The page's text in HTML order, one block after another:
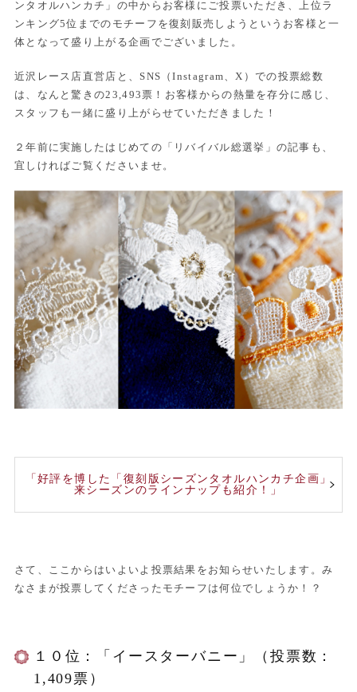
ンタオルハンカチ」の中からお客様にご投票いただき、上位ラ
ンキング5位までのモチーフを復刻販売しようというお客様と一
体となって盛り上がる企画でございました。
近沢レース店直営店と、SNS（Instagram、X）での投票総数
は、なんと驚きの23,493票！お客様からの熱量を存分に感じ、
スタッフも一緒に盛り上がらせていただきました！
２年前に実施したはじめての「リバイバル総選挙」の記事も、
宜しければご覧くださいませ。
「好評を博した「復刻版シーズンタオルハンカチ企画」
来シーズンのラインナップも紹介！」
さて、ここからはいよいよ投票結果をお知らせいたします。み
なさまが投票してくださったモチーフは何位でしょうか！？
１０位：「イースターバニー」（投票数：
1,409票）